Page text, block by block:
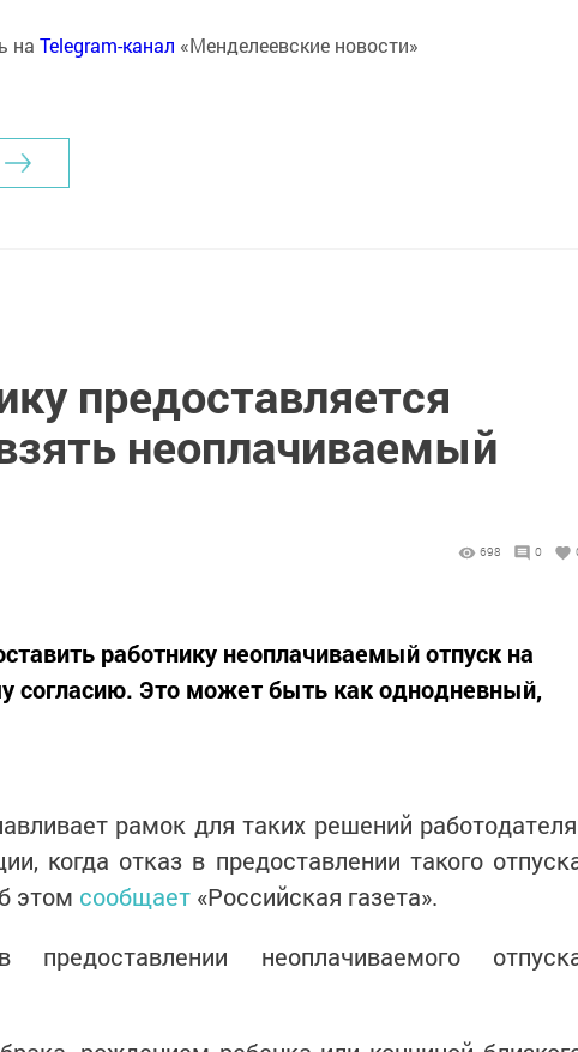
на Telegram-канал «Менделеевские новости»
предоставляется
неоплачиваемый
698 0
работнику неоплачиваемый отпуск на
согласию. Это может быть как однодневный,
рамок для таких решений
когда отказ в предоставлении такого
этом сообщает «Российская газета».
неоплачиваемого